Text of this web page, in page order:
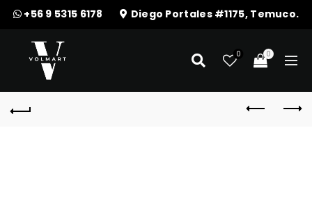
+56 9 5315 6178 Diego Portales #1175, Temuco.
0 0